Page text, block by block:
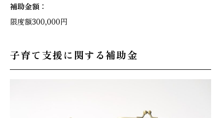
補助金額：
限度額300,000円
子育て支援に関する補助金